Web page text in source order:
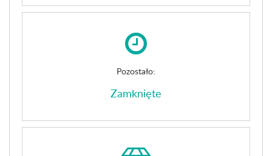
Pozostało:
Zamknięte